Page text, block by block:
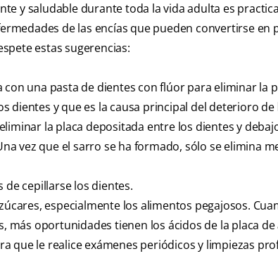
y saludable durante toda la vida adulta es
de las encías que pueden convertirse en
estas sugerencias:
con una pasta de dientes con flúor para eliminar la
dientes y que es la causa principal del deterioro de
la placa depositada entre los dientes y
vez que el sarro se ha formado, sólo se elimina
de cepillarse los dientes.
especialmente los alimentos pegajosos.
más oportunidades tienen los ácidos de la placa
que le realice exámenes periódicos y limpiezas